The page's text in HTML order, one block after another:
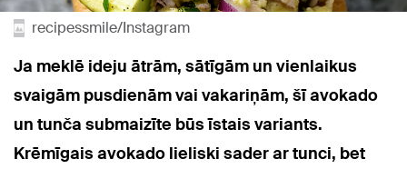
recipessmile/Instagram
Ja meklē ideju ātrām, sātīgām un vienlaikus
svaigām pusdienām vai vakariņām, šī avokado
un tunča submaizīte būs īstais variants.
Krēmīgais avokado lieliski sader ar tunci, bet